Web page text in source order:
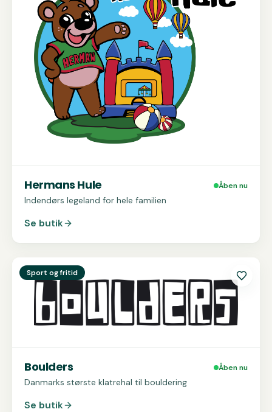
Hermans Hule Åben nu
Indendørs legeland for hele familien
Se butik
SeBoulders
Sport og fritid
Boulders Åben nu
Danmarks største klatrehal til bouldering
Se butik